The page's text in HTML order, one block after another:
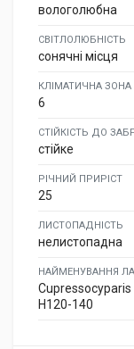
вологолюбна
СВІТЛОЛЮБНІСТЬ
сонячні місця
КЛІМАТИЧНА ЗОНА
6
СТІЙКІСТЬ ДО
стійке
РІЧНИЙ ПРИРІСТ
25
ЛИСТОПАДНІСТЬ
нелистопадна
НАЙМЕНУВАННЯ
H120-140